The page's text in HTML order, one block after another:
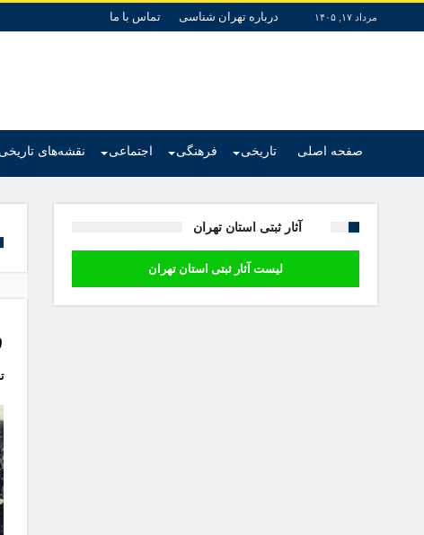
مرداد ۱۷, ۱۴۰۵ درباره تهران شناسی تماس با ما
صفحه اصلی تاریخی فرهنگی اجتماعی نقشه‌های تاریخی
آثار ثبتی استان تهران
لیست آثار ثبتی استان تهران